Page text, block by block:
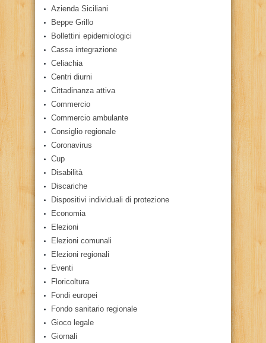
Azienda Siciliani
Beppe Grillo
Bollettini epidemiologici
Cassa integrazione
Celiachia
Centri diurni
Cittadinanza attiva
Commercio
Commercio ambulante
Consiglio regionale
Coronavirus
Cup
Disabilità
Discariche
Dispositivi individuali di protezione
Economia
Elezioni
Elezioni comunali
Elezioni regionali
Eventi
Floricoltura
Fondi europei
Fondo sanitario regionale
Gioco legale
Giornali